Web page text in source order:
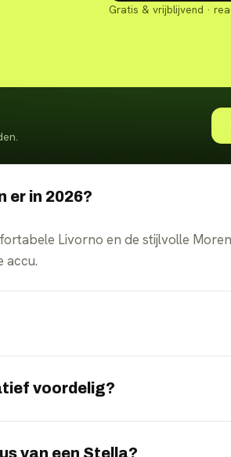
Gratis & vrijblijvend ·
er in 2026?
Livorno en de stijlvolle
accu.
voordelig?
prijs.